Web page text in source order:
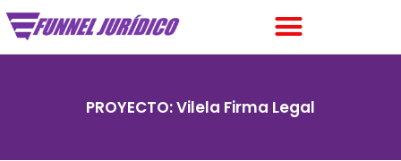
PROYECTO: Vilela Firma Legal